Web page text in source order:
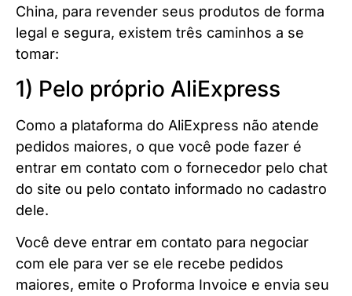
China, para revender seus produtos de forma
legal e segura, existem três caminhos a se
tomar:
1) Pelo próprio AliExpress
Como a plataforma do AliExpress não atende
pedidos maiores, o que você pode fazer é
entrar em contato com o fornecedor pelo chat
do site ou pelo contato informado no cadastro
dele.
Você deve entrar em contato para negociar
com ele para ver se ele recebe pedidos
maiores, emite o Proforma Invoice e envia seu